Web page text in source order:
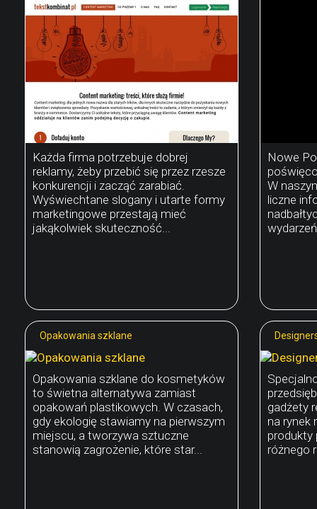
Każda firma potrzebuje dobrej
reklamy, żeby przebić się przez rzesze
konkurencji i zacząć zarabiać.
Wyświechtane slogany i utarte formy
marketingowe przestają mieć
jakąkolwiek skuteczność...
Nowe
W
liczne
Opakowania szklane
Opakowania szklane do kosmetyków
to świetna alternatywa zamiast
opakowań plastikowych. W czasach,
gdy ekologię stawiamy na pierwszym
miejscu, a tworzywa sztuczne
stanowią zagrożenie, które star...
gadżety
na rynek
produkty
różnego